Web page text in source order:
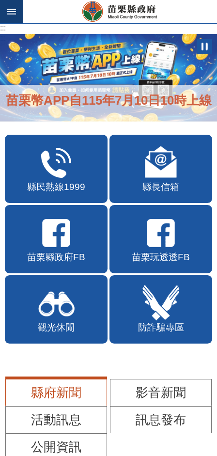
跳到主要內容區塊
:::
苗栗幣APP自115年7月10日10時上線
縣民熱線1999 縣長信箱
苗栗縣政府FB 苗栗玩透透FB
觀光休閒 防詐騙專區
縣府新聞
影音新聞
活動訊息
訊息發布
公開資訊